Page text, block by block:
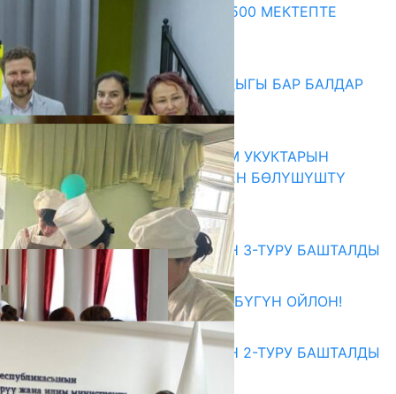
ПРЕЗИДЕНТТИН ЖАРЛЫГЫ: 500 МЕКТЕПТЕ
ШАХМАТ ИЙРИМИ АЧЫЛАТ
06.08.2026
СҮЛҮКТҮ: ӨЗГӨЧӨ МУКТАЖДЫГЫ БАР БАЛДАР
ҮЧҮН БОРБОР АЧЫЛДЫ
06.08.2026
КЫРГЫЗ ЭКСПЕРТТЕРИ АДАМ УКУКТАРЫН
ОКУТУУ ТАЖРЫЙБАСЫ МЕНЕН БӨЛҮШҮШТҮ
06.08.2026
Абитуриент
ЖОЖДОРГО КАБЫЛ АЛУУНУН 3-ТУРУ БАШТАЛДЫ
27.07.2026
ӨЗҮҢДҮН КЕЛЕЧЕГИҢ ҮЧҮН БҮГҮН ОЙЛОН!
20.07.2026
ЖОЖДОРГО КАБЫЛ АЛУУНУН 2-ТУРУ БАШТАЛДЫ
20.07.2026